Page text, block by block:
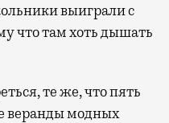
выиграли с
что там хоть дышать
те же, что пять
веранды модных